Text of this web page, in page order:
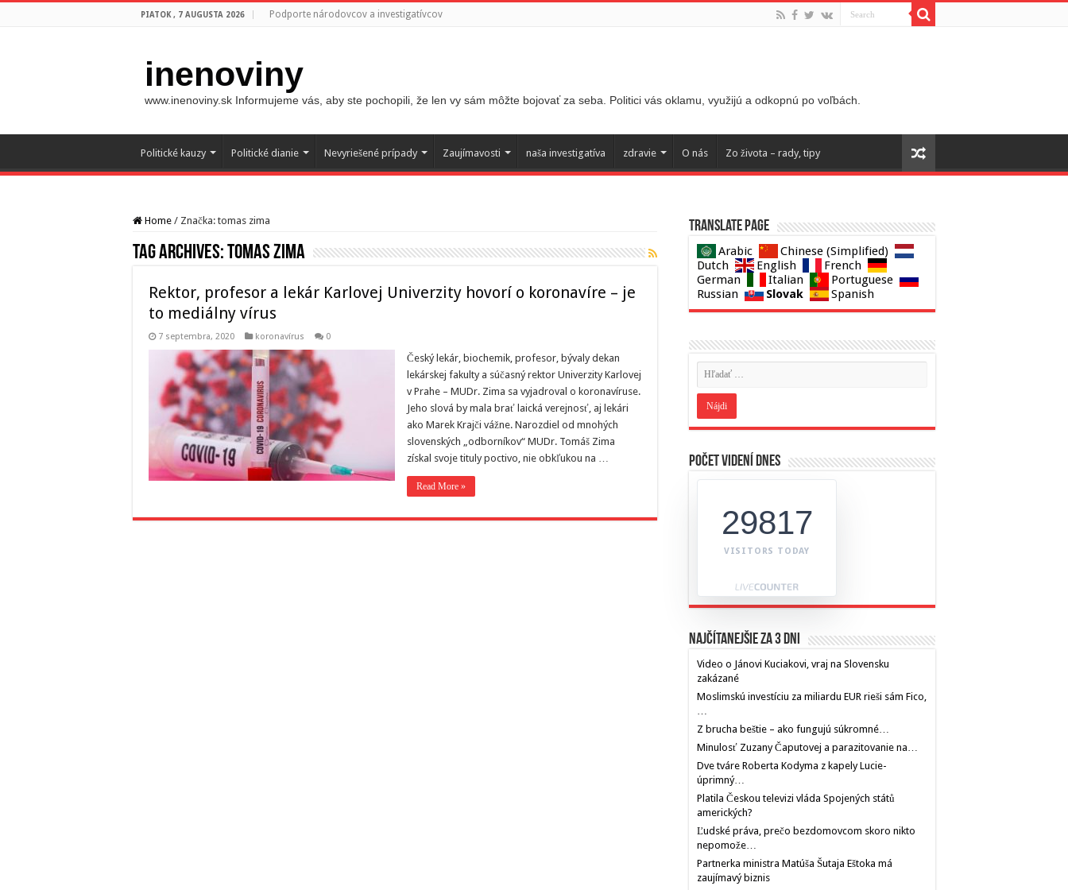
PIATOK , 7 AUGUSTA 2026 Podporte národovcov a investigatívcov
inenoviny
www.inenoviny.sk Informujeme vás, aby ste pochopili, že len vy sám môžte bojovať za seba. Politici vás oklamu, využijú a odkopnú po voľbách.
Politické kauzy Politické dianie Nevyriešené prípady Zaujímavosti naša investigatíva zdravie O nás Zo života – rady, tipy
Home / Značka: tomas zima
Tag Archives:tomas zima
Rektor, profesor a lekár Karlovej Univerzity hovorí o koronavíre – je
to mediálny vírus
7 septembra, 2020 koronavírus 0
Český lekár, biochemik, profesor, bývaly dekan
lekárskej fakulty a súčasný rektor Univerzity Karlovej
v Prahe – MUDr. Zima sa vyjadroval o koronavíruse.
Jeho slová by mala brať laická verejnosť, aj lekári
ako Marek Krajči vážne. Narozdiel od mnohých
slovenských „odborníkov“ MUDr. Tomáš Zima
získal svoje tituly poctivo, nie obkľukou na …
Read More »
Translate page
Arabic
Chinese (Simplified)
Dutch
English
French
German
Italian
Portuguese
Russian
Slovak Spanish
Počet videní dnes
29817
VISITORS TODAY
Najčítanejšie za 3 dni
Video o Jánovi Kuciakovi, vraj na Slovensku
zakázané
Moslimskú investíciu za miliardu EUR rieši sám Fico,
…
Z brucha beštie – ako fungujú súkromné…
Minulosť Zuzany Čaputovej a parazitovanie na…
Dve tváre Roberta Kodyma z kapely Lucie-
úprimný…
Platila Českou televizi vláda Spojených států
amerických?
Ľudské práva, prečo bezdomovcom skoro nikto
nepomože…
Partnerka ministra Matúša Šutaja Eštoka má
zaujímavý biznis